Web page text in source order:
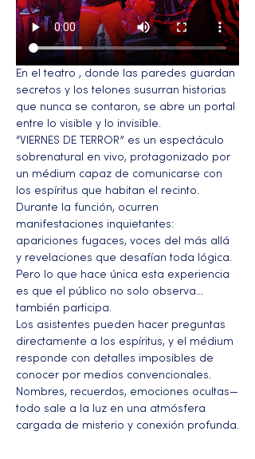
En el teatro , donde las paredes guardan
secretos y los telones susurran historias
que nunca se contaron, se abre un portal
entre lo visible y lo invisible.
“VIERNES DE TERROR” es un espectáculo
sobrenatural en vivo, protagonizado por
un médium capaz de comunicarse con
los espíritus que habitan el recinto.
Durante la función, ocurren
manifestaciones inquietantes:
apariciones fugaces, voces del más allá
y revelaciones que desafían toda lógica.
Pero lo que hace única esta experiencia
es que el público no solo observa…
también participa.
Los asistentes pueden hacer preguntas
directamente a los espíritus, y el médium
responde con detalles imposibles de
conocer por medios convencionales.
Nombres, recuerdos, emociones ocultas—
todo sale a la luz en una atmósfera
cargada de misterio y conexión profunda.